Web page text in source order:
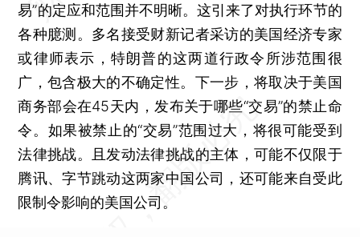
易”的定应和范围并不明晰。这引来了对执行环节的
各种臆测。多名接受财新记者采访的美国经济专家
或律师表示，特朗普的这两道行政令所涉范围很
广，包含极大的不确定性。下一步，将取决于美国
商务部会在45天内，发布关于哪些“交易”的禁止命
令。如果被禁止的“交易”范围过大，将很可能受到
法律挑战。且发动法律挑战的主体，可能不仅限于
腾讯、字节跳动这两家中国公司，还可能来自受此
限制令影响的美国公司。